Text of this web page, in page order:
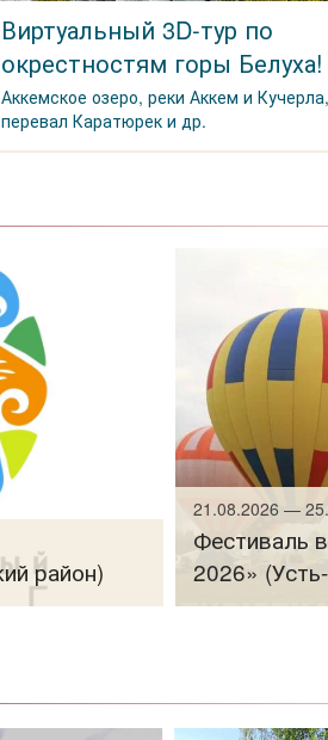
Виртуальный 3D-тур по
окрестностям горы Белуха!
Аккемское озеро, реки Аккем и Кучерла,
перевал Каратюрек и др.
район)
21.08.2026 —
Фестиваль
2026»